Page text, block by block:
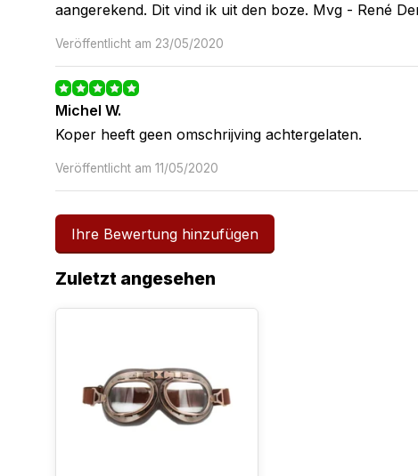
aangerekend. Dit vind ik uit den boze. Mvg - René
Veröffentlicht am 23/05/2020
Michel W.
Koper heeft geen omschrijving achtergelaten.
Veröffentlicht am 11/05/2020
Søren Styrk L.
Very fine according to the price. A bit large up to the
fine
Veröffentlicht am 24/04/2020
Ihre Bewertung hinzufügen
Zuletzt angesehen